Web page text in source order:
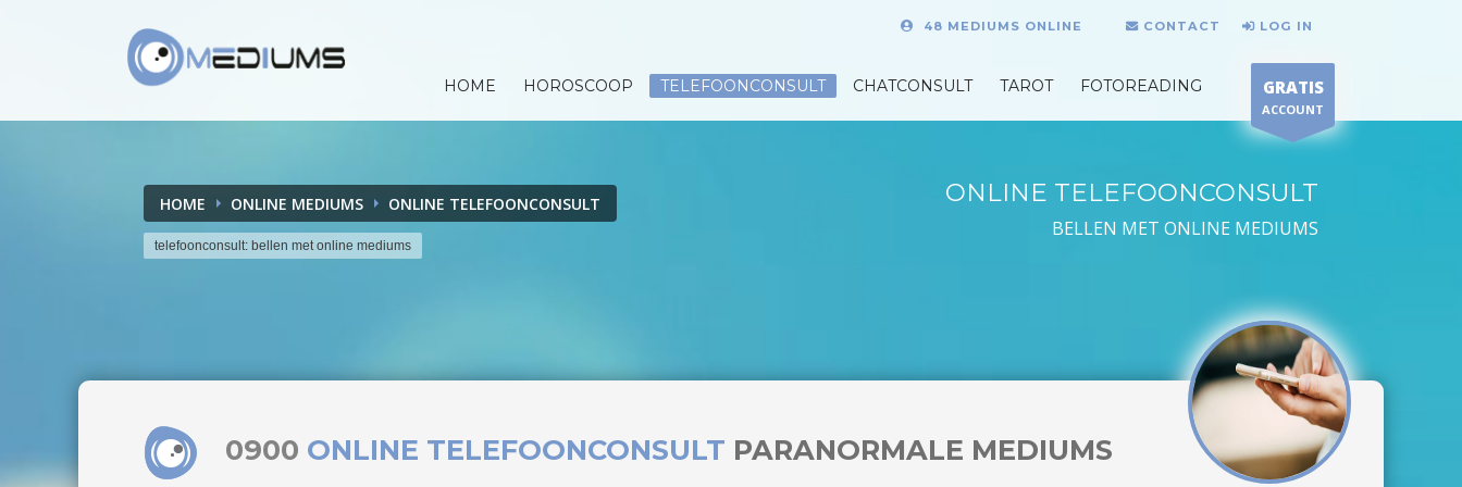
48 MEDIUMS ONLINE CONTACT LOG IN
HOME HOROSCOOP TELEFOONCONSULT CHATCONSULT TAROT FOTOREADING GRATIS
ACCOUNT
HOME ONLINE MEDIUMS ONLINE TELEFOONCONSULT
telefoonconsult: bellen met online mediums
ONLINE TELEFOONCONSULT
BELLEN MET ONLINE MEDIUMS
0900 ONLINE TELEFOONCONSULT PARANORMALE MEDIUMS